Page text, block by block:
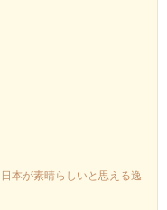
本が素晴らしいと思える逸